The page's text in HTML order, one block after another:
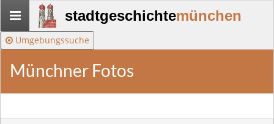
Stadtgeschichte-
München
stadtgeschichtemünchen
Umgebungssuche
Münchner Fotos